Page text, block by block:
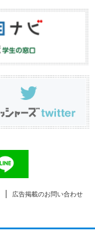
広告掲載のお問い合わせ